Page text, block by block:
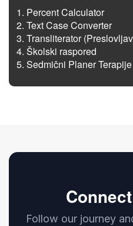
Percent Calculator
Text Case Converter
Transliterator
Školski raspored
Sedmični Planer Terapije
Follow our journey